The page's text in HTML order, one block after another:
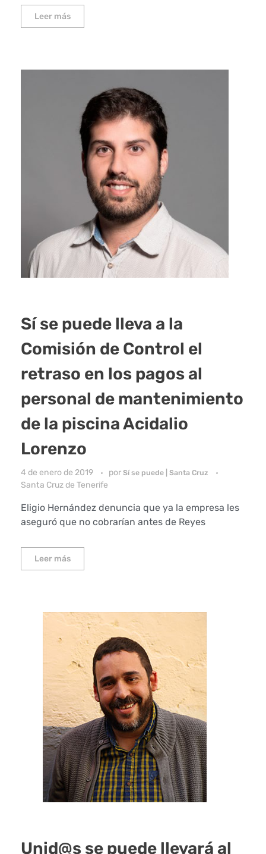
Leer más
Sí se puede lleva a la
Comisión de Control el
retraso en los pagos al
personal de mantenimiento
de la piscina Acidalio
Lorenzo
4 de enero de 2019 por Sí se puede | Santa Cruz
Santa Cruz de Tenerife
Eligio Hernández denuncia que ya la empresa les
aseguró que no cobrarían antes de Reyes
Leer más
Unid@s se puede llevará al